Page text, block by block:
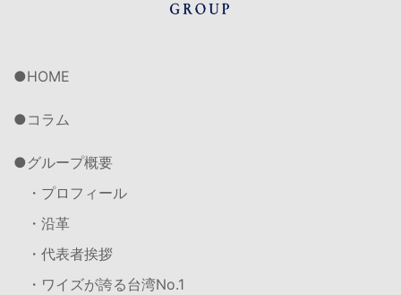
HOME
コラム
グループ概要
・プロフィール
・沿革
・代表者挨拶
・ワイズが誇る台湾No.1